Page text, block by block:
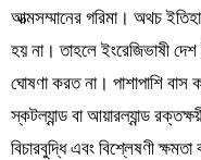
আত্মসম্মানের গরিমা। অথচ
হয় না। তাহলে ইংরেজিভাষী
ঘোষণা করত না। পাশাপাশি বাস
স্কটল্যান্ড বা আয়ারল্যান্ড
বিচারবুদ্ধি এবং বিশ্লেষণী